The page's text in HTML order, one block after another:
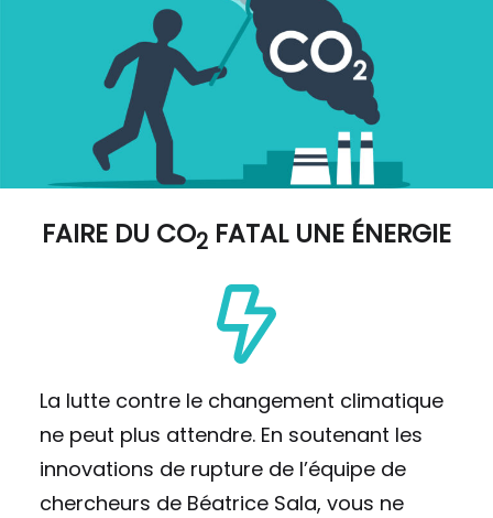
FAIRE DU CO2 FATAL UNE ÉNERGIE
La lutte contre le changement climatique
ne peut plus attendre. En soutenant les
innovations de rupture de l’équipe de
chercheurs de Béatrice Sala, vous ne